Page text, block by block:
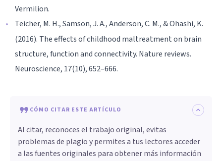
Vermilion.
Teicher, M. H., Samson, J. A., Anderson, C. M., & Ohashi, K.
(2016). The effects of childhood maltreatment on brain
structure, function and connectivity. Nature reviews.
Neuroscience, 17(10), 652–666.
CÓMO CITAR ESTE ARTÍCULO
Al citar, reconoces el trabajo original, evitas
problemas de plagio y permites a tus lectores acceder
a las fuentes originales para obtener más información